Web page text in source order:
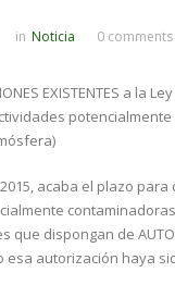
in Noticia 0 comments
EXISTENTES a
acaba el plazo
dispongan de
esa autorización haya